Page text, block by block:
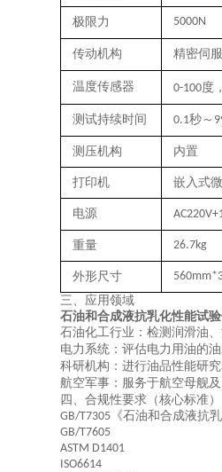
极限力 5000N
传动机构 精密伺
温度传感器 0-100度
测试持续时间 0.1秒～
测压机构 内置
打印机 嵌入式
电源
重量 26.7kg
外形尺寸 56
三、 应用领域
石油和合成液抗乳化性能试
石油化工行业 ：检测润滑油
电力系统 ：评估电力用油的
科研机构 ：进行油品性能研
航空军事 ：服务于航空母舰
四、 合规性要求（核心标准）
GB/T7305 《石油和合成液抗
GB/T7605
ASTM D1401
ISO6614